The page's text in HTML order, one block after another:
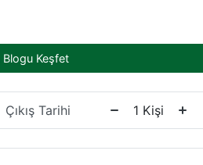
Blogu Keşfet
Çıkış Tarihi 1 Kişi